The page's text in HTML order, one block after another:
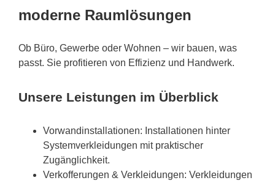
moderne Raumlösungen
Ob Büro, Gewerbe oder Wohnen – wir bauen, was
passt. Sie profitieren von Effizienz und Handwerk.
Unsere Leistungen im Überblick
Vorwandinstallationen: Installationen hinter
Systemverkleidungen mit praktischer
Zugänglichkeit.
Verkofferungen & Verkleidungen: Verkleidungen